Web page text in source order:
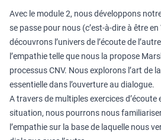
Avec le module 2, nous développons
se passe pour nous (c’est-à-dire à être en
découvrons l’univers de l’écoute de
l’empathie telle que nous la propose
processus CNV. Nous explorons l’art de
essentielle dans l’ouverture au dialogue.
A travers de multiples exercices d’écoute
situation, nous pourrons nous
l’empathie sur la base de laquelle nous